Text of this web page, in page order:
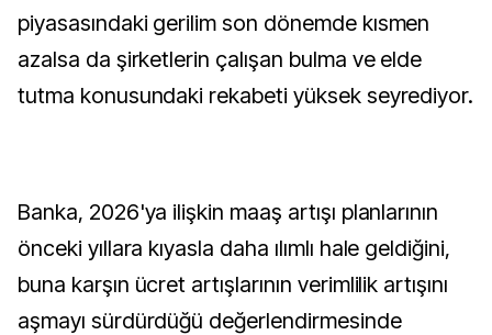
piyasasındaki gerilim son dönemde kısmen
azalsa da şirketlerin çalışan bulma ve elde
tutma konusundaki rekabeti yüksek seyrediyor.
Banka, 2026'ya ilişkin maaş artışı planlarının
önceki yıllara kıyasla daha ılımlı hale geldiğini,
buna karşın ücret artışlarının verimlilik artışını
aşmayı sürdürdüğü değerlendirmesinde